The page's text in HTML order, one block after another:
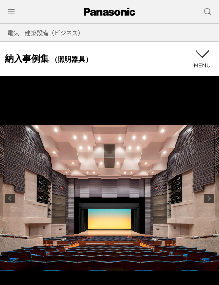
電気・建築設備（ビジネス）
納入事例集 （照明器具）